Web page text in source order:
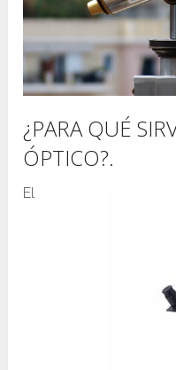
¿PARA QUÉ
ÓPTICO?.
El